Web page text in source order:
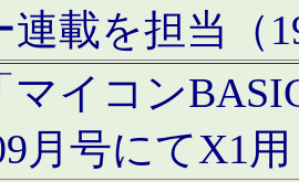
連載を担当（
マイコン
月号にてX1